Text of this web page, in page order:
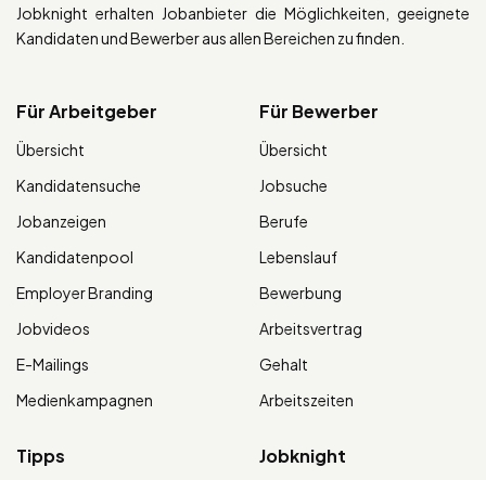
Jobknight erhalten Jobanbieter die Möglichkeiten, geeignete
Kandidaten und Bewerber aus allen Bereichen zu finden.
Für Arbeitgeber
Übersicht
Kandidatensuche
Jobanzeigen
Kandidatenpool
Employer Branding
Jobvideos
E-Mailings
Medienkampagnen
Für Bewerber
Übersicht
Jobsuche
Berufe
Lebenslauf
Bewerbung
Arbeitsvertrag
Gehalt
Arbeitszeiten
Tipps Jobknight